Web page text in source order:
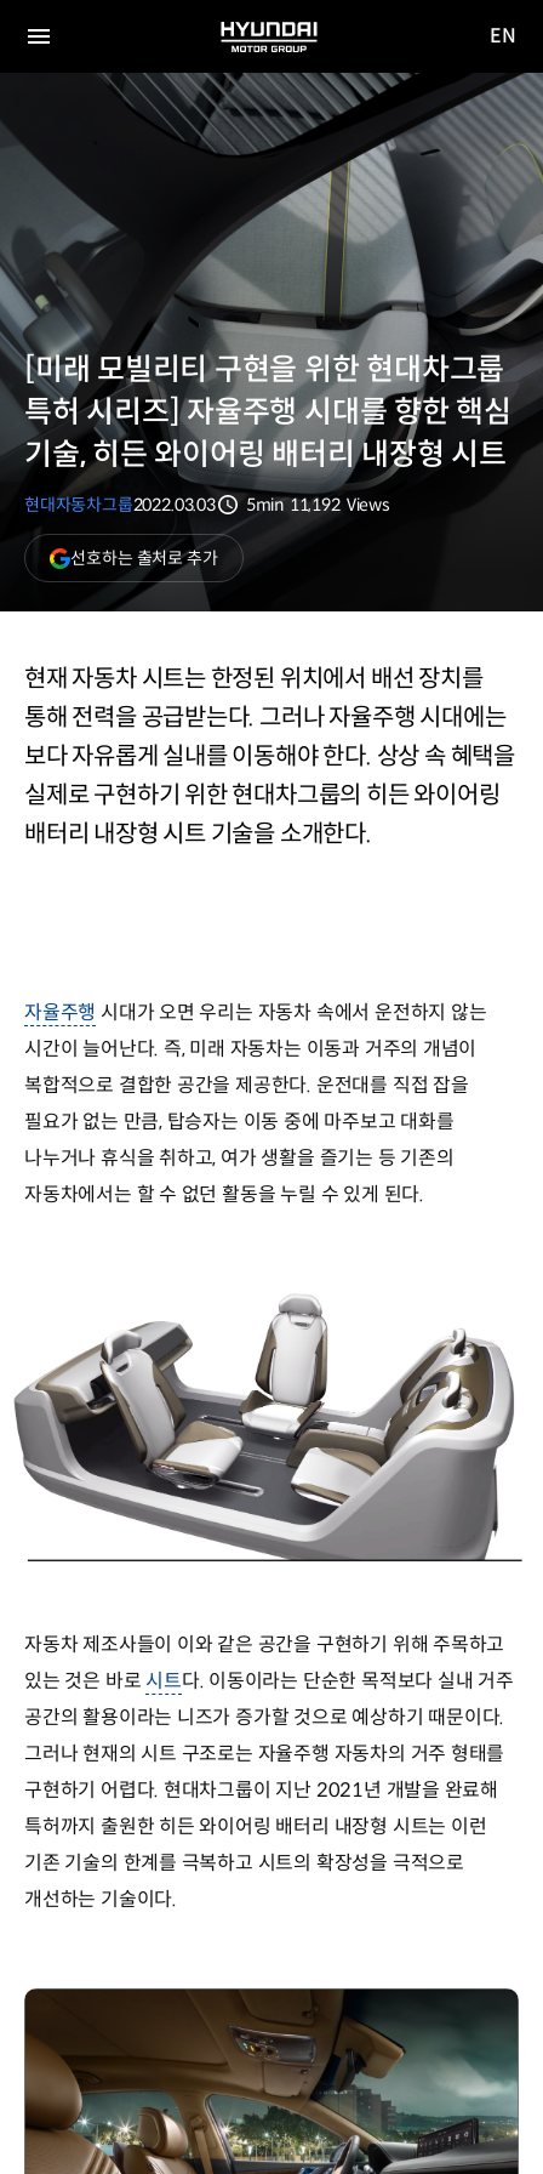
전체
HYUNDAI
MOTOR
GROUP
사이
이동
EN
[미래 모빌리티 구현을 위한 현대차그룹
특허 시리즈] 자율주행 시대를 향한 핵심
기술, 히든 와이어링 배터리 내장형 시트
현대자동차그룹2022.03.03
분량
5min
조회수
11,192 Views
선호하는 출처로 추가(새
창
열림)
현재 자동차 시트는 한정된 위치에서 배선 장치를
통해 전력을 공급받는다. 그러나 자율주행 시대에는
보다 자유롭게 실내를 이동해야 한다. 상상 속 혜택을
실제로 구현하기 위한 현대차그룹의 히든 와이어링
배터리 내장형 시트 기술을 소개한다.
자율주행 시대가 오면 우리는 자동차 속에서 운전하지 않는
시간이 늘어난다. 즉, 미래 자동차는 이동과 거주의 개념이
복합적으로 결합한 공간을 제공한다. 운전대를 직접 잡을
필요가 없는 만큼, 탑승자는 이동 중에 마주보고 대화를
나누거나 휴식을 취하고, 여가 생활을 즐기는 등 기존의
자동차에서는 할 수 없던 활동을 누릴 수 있게 된다.
자동차 제조사들이 이와 같은 공간을 구현하기 위해 주목하고
있는 것은 바로 시트다. 이동이라는 단순한 목적보다 실내 거주
공간의 활용이라는 니즈가 증가할 것으로 예상하기 때문이다.
그러나 현재의 시트 구조로는 자율주행 자동차의 거주 형태를
구현하기 어렵다. 현대차그룹이 지난 2021년 개발을 완료해
특허까지 출원한 히든 와이어링 배터리 내장형 시트는 이런
기존 기술의 한계를 극복하고 시트의 확장성을 극적으로
개선하는 기술이다.